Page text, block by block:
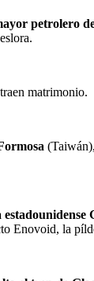
petrolero
matrimonio.
Enovoid, la